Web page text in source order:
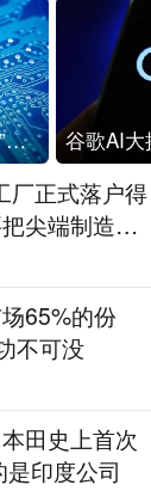
美国也要搞“国产替代”？先算清三笔账
厂正式落户得
尖端制造带
65%的份
不可没
田史上首次
印度公司